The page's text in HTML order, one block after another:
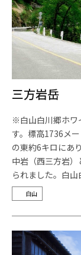
三方岩岳
※白山白川郷ホワ
す。標高1736メ
の東約6キロにあ
中岩（西三方岩
られました。白
白山